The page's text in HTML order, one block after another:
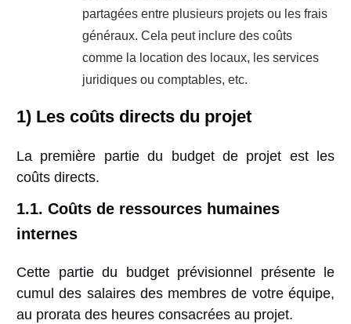
partagées entre plusieurs projets ou les frais
généraux. Cela peut inclure des coûts
comme la location des locaux, les services
juridiques ou comptables, etc.
1) Les coûts directs du projet
La première partie du budget de projet est les
coûts directs.
1.1. Coûts de ressources humaines
internes
Cette partie du budget prévisionnel présente le
cumul des salaires des membres de votre équipe,
au prorata des heures consacrées au projet.